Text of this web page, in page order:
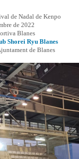
de Nadal de Kenpo
de 2022
Blanes
Shorei Ryu Blanes
de Blanes